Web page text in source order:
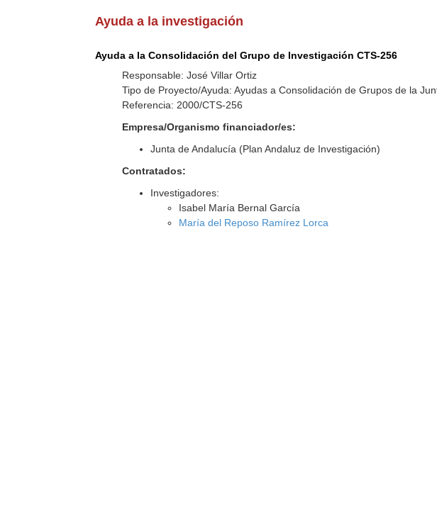
Ayuda a la investigación
Ayuda a la Consolidación del Grupo de Investigación CTS-256
Responsable: José Villar Ortiz
Tipo de Proyecto/Ayuda: Ayudas a Consolidación de Grupos de la
Referencia: 2000/CTS-256
Empresa/Organismo financiador/es:
Junta de Andalucía (Plan Andaluz de Investigación)
Contratados:
Investigadores:
Isabel María Bernal García
María del Reposo Ramírez Lorca